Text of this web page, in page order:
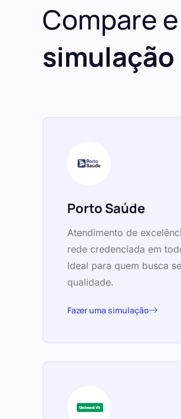
Compare
Porto Saúde
Atendimento de
rede credenciada em
Ideal para quem busca
qualidade.
Fazer uma simulação